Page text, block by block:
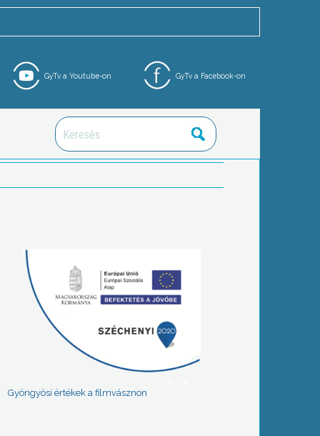
GyTv a Facebook-on
GyTv a Youtube-on
Gyöngyösi értékek a filmvásznon